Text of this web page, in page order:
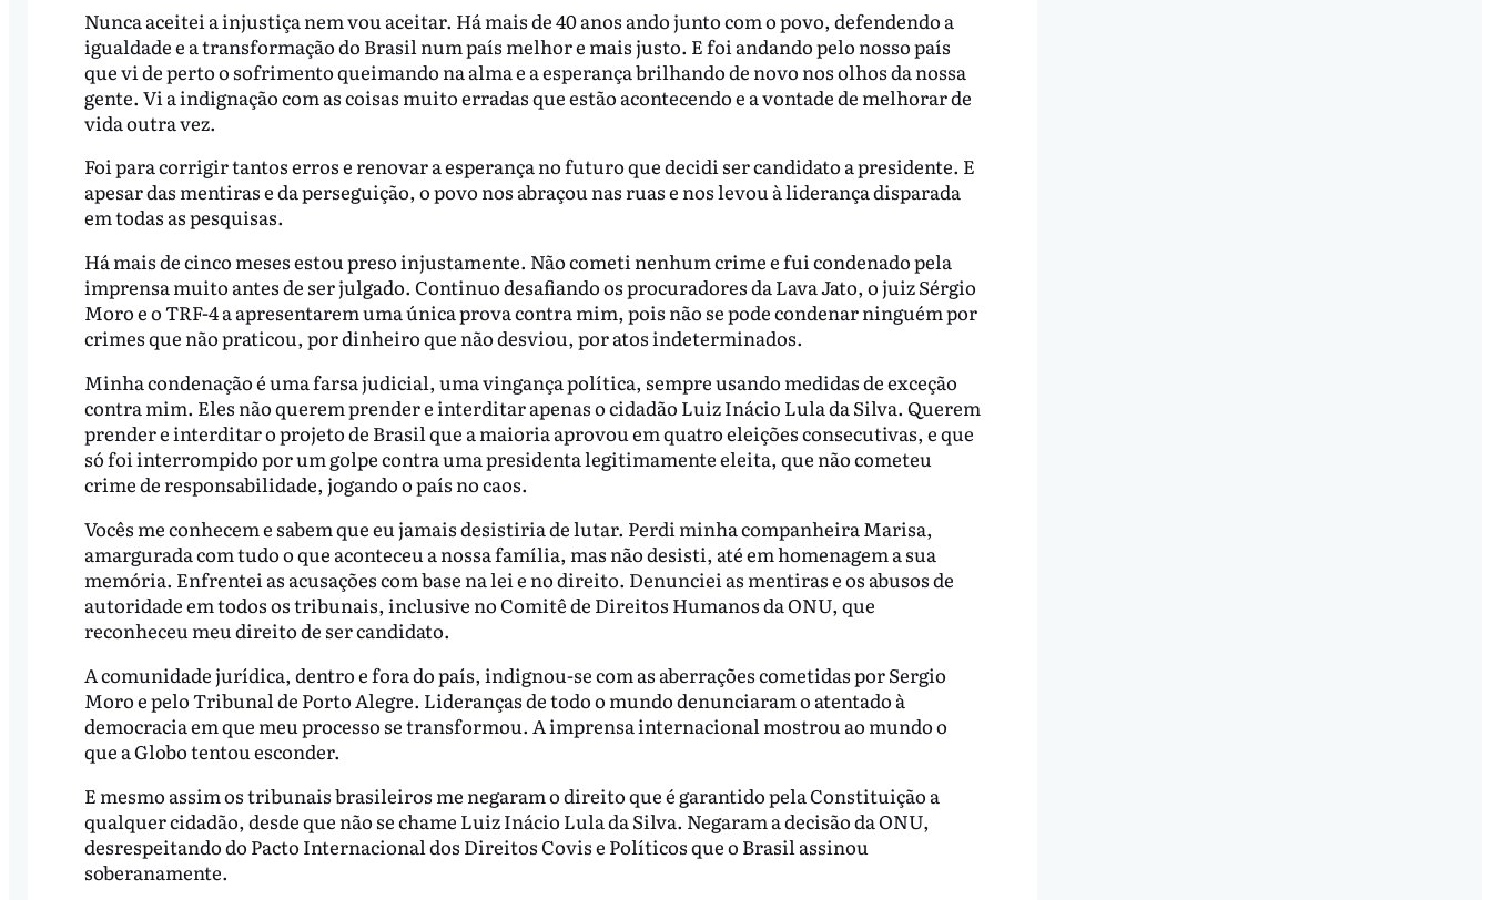
Nunca aceitei a injustiça nem vou aceitar. Há mais de 40 anos ando junto com o povo, defendendo a
igualdade e a transformação do Brasil num país melhor e mais justo. E foi andando pelo nosso país
que vi de perto o sofrimento queimando na alma e a esperança brilhando de novo nos olhos da nossa
gente. Vi a indignação com as coisas muito erradas que estão acontecendo e a vontade de melhorar de
vida outra vez.
Foi para corrigir tantos erros e renovar a esperança no futuro que decidi ser candidato a presidente. E
apesar das mentiras e da perseguição, o povo nos abraçou nas ruas e nos levou à liderança disparada
em todas as pesquisas.
Há mais de cinco meses estou preso injustamente. Não cometi nenhum crime e fui condenado pela
imprensa muito antes de ser julgado. Continuo desafiando os procuradores da Lava Jato, o juiz Sérgio
Moro e o TRF-4 a apresentarem uma única prova contra mim, pois não se pode condenar ninguém por
crimes que não praticou, por dinheiro que não desviou, por atos indeterminados.
Minha condenação é uma farsa judicial, uma vingança política, sempre usando medidas de exceção
contra mim. Eles não querem prender e interditar apenas o cidadão Luiz Inácio Lula da Silva. Querem
prender e interditar o projeto de Brasil que a maioria aprovou em quatro eleições consecutivas, e que
só foi interrompido por um golpe contra uma presidenta legitimamente eleita, que não cometeu
crime de responsabilidade, jogando o país no caos.
Vocês me conhecem e sabem que eu jamais desistiria de lutar. Perdi minha companheira Marisa,
amargurada com tudo o que aconteceu a nossa família, mas não desisti, até em homenagem a sua
memória. Enfrentei as acusações com base na lei e no direito. Denunciei as mentiras e os abusos de
autoridade em todos os tribunais, inclusive no Comitê de Direitos Humanos da ONU, que
reconheceu meu direito de ser candidato.
A comunidade jurídica, dentro e fora do país, indignou-se com as aberrações cometidas por Sergio
Moro e pelo Tribunal de Porto Alegre. Lideranças de todo o mundo denunciaram o atentado à
democracia em que meu processo se transformou. A imprensa internacional mostrou ao mundo o
que a Globo tentou esconder.
E mesmo assim os tribunais brasileiros me negaram o direito que é garantido pela Constituição a
qualquer cidadão, desde que não se chame Luiz Inácio Lula da Silva. Negaram a decisão da ONU,
desrespeitando do Pacto Internacional dos Direitos Covis e Políticos que o Brasil assinou
soberanamente.